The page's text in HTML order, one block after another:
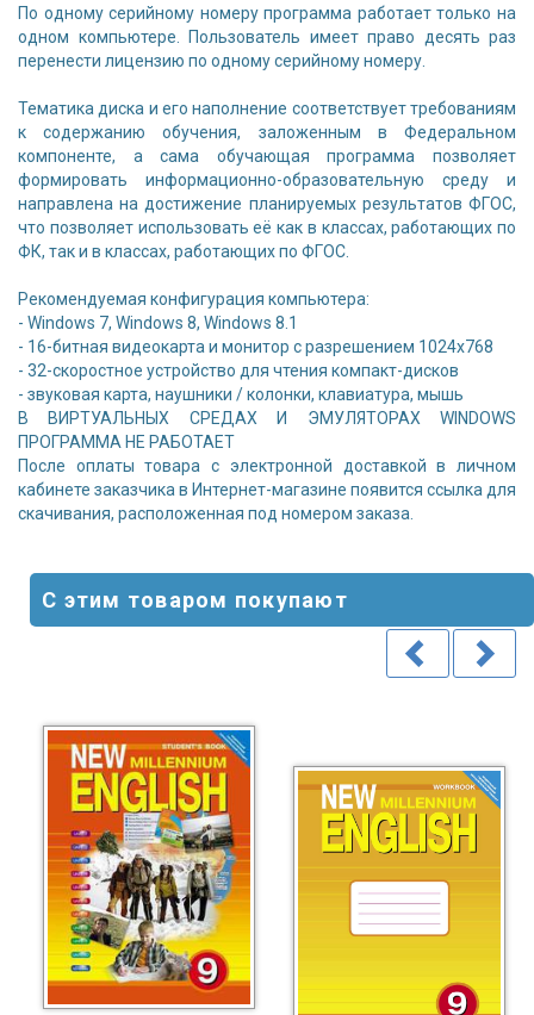
По одному серийному номеру программа работает только на
одном компьютере. Пользователь имеет право десять раз
перенести лицензию по одному серийному номеру.
Тематика диска и его наполнение соответствует требованиям
к содержанию обучения, заложенным в Федеральном
компоненте, а сама обучающая программа позволяет
формировать информационно-образовательную среду и
направлена на достижение планируемых результатов ФГОС,
что позволяет использовать её как в классах, работающих по
ФК, так и в классах, работающих по ФГОС.
Рекомендуемая конфигурация компьютера:
- Windows 7, Windows 8, Windows 8.1
- 16-битная видеокарта и монитор с разрешением 1024х768
- 32-скоростное устройство для чтения компакт-дисков
- звуковая карта, наушники / колонки, клавиатура, мышь
В ВИРТУАЛЬНЫХ СРЕДАХ И ЭМУЛЯТОРАХ WINDOWS
ПРОГРАММА НЕ РАБОТАЕТ
После оплаты товара с электронной доставкой в личном
кабинете заказчика в Интернет-магазине появится ссылка для
скачивания, расположенная под номером заказа.
С этим товаром покупают